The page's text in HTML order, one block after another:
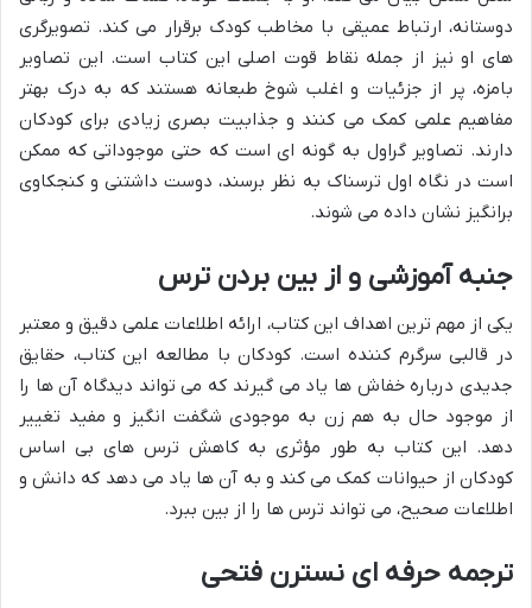
دوستانه، ارتباط عمیقی با مخاطب کودک برقرار می کند. تصویرگری
های او نیز از جمله نقاط قوت اصلی این کتاب است. این تصاویر
بامزه، پر از جزئیات و اغلب شوخ طبعانه هستند که به درک بهتر
مفاهیم علمی کمک می کنند و جذابیت بصری زیادی برای کودکان
دارند. تصاویر گراول به گونه ای است که حتی موجوداتی که ممکن
است در نگاه اول ترسناک به نظر برسند، دوست داشتنی و کنجکاوی
برانگیز نشان داده می شوند.
جنبه آموزشی و از بین بردن ترس
یکی از مهم ترین اهداف این کتاب، ارائه اطلاعات علمی دقیق و معتبر
در قالبی سرگرم کننده است. کودکان با مطالعه این کتاب، حقایق
جدیدی درباره خفاش ها یاد می گیرند که می تواند دیدگاه آن ها را
از موجود حال به هم زن به موجودی شگفت انگیز و مفید تغییر
دهد. این کتاب به طور مؤثری به کاهش ترس های بی اساس
کودکان از حیوانات کمک می کند و به آن ها یاد می دهد که دانش و
اطلاعات صحیح، می تواند ترس ها را از بین ببرد.
ترجمه حرفه ای نسترن فتحی